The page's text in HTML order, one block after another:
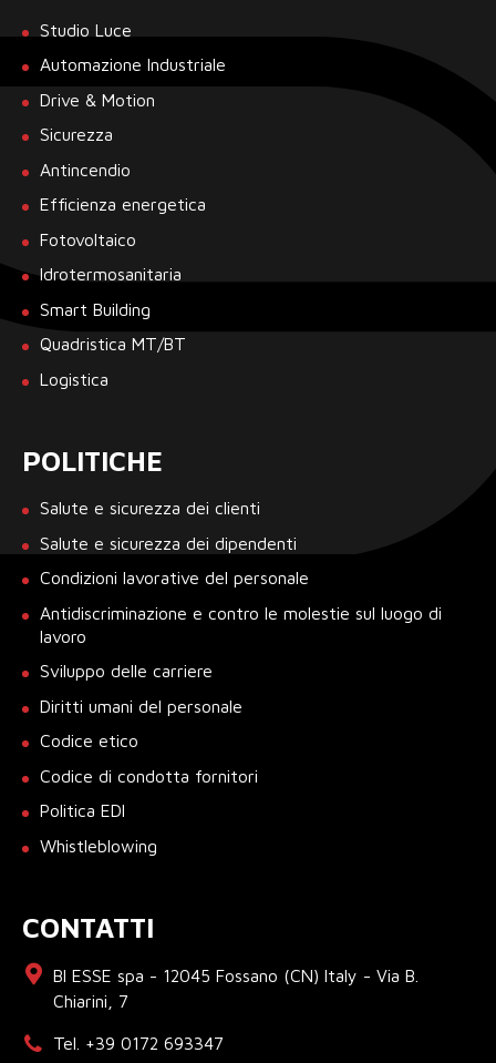
Studio Luce
Automazione Industriale
Drive & Motion
Sicurezza
Antincendio
Efficienza energetica
Fotovoltaico
Idrotermosanitaria
Smart Building
Quadristica MT/BT
Logistica
POLITICHE
Salute e sicurezza dei clienti
Salute e sicurezza dei dipendenti
Condizioni lavorative del personale
Antidiscriminazione e contro le molestie sul luogo di
lavoro
Sviluppo delle carriere
Diritti umani del personale
Codice etico
Codice di condotta fornitori
Politica EDI
Whistleblowing
CONTATTI
BI ESSE spa - 12045 Fossano (CN) Italy - Via B.
Chiarini, 7
Tel. +39 0172 693347